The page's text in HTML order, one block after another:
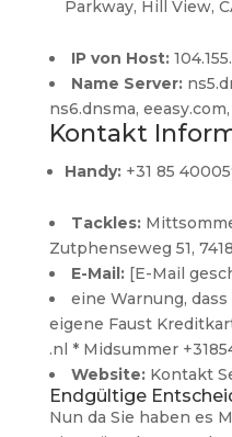
Parkway, Hill View,
IP von Host:
Name Server:
ns6.dnsma,
Kontakt
Handy: +31 85
Tackles:
Zutphenseweg 51,
E-Mail: [E-Mail
eine Warnung,
eigene Faust
.nl * Midsummer
Website: Kontakt
Endgültige
Nun da Sie haben es